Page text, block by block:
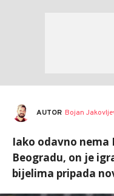
AUTOR Bojan
Iako odavno
Beogradu, on je
bijelima pripada